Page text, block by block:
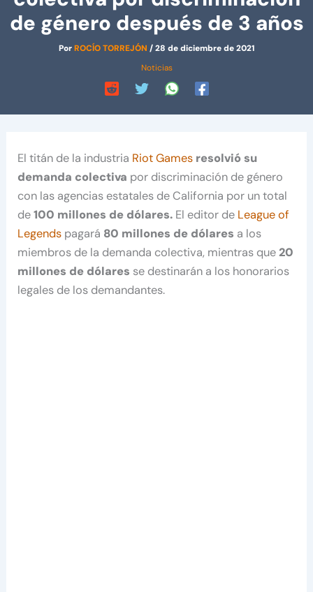
de género después de 3 años
PorROCÍO TORREJÓN /28 de diciembre de 2021
Noticias
El titán de la industria Riot Games resolvió su
demanda colectiva por discriminación de género
con las agencias estatales de California por un total
de100 millones de dólares. El editor de League of
Legends pagará 80 millones de dólares a los
miembros de la demanda colectiva, mientras que20
millones de dólares se destinarán a los honorarios
legales de los demandantes.